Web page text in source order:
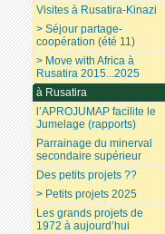
Visites à Rusatira-Kinazi
> Séjour partage-
coopération (été 11)
> Move with Africa à
Rusatira 2015...2025
à Rusatira
l’APROJUMAP facilite le
Jumelage (rapports)
Parrainage du minerval
secondaire supérieur
Des petits projets ??
> Petits projets 2025
Les grands projets de
1972 à aujourd’hui